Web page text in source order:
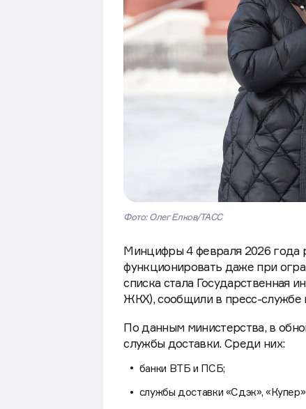
Фото: Олег Елков/ТАСС
Минцифры 4 февраля 2026 года
функционировать даже при
списка стала Государственная
ЖКХ), сообщили в пресс-службе
По данным министерства, в
службы доставки. Среди них:
банки ВТБ и ПСБ;
службы доставки «Сдэк»,